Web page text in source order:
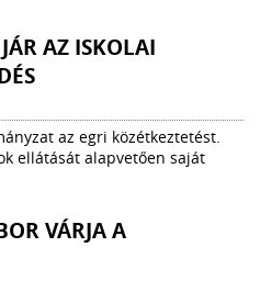
AZ ISKOLAI
az egri közétkeztetést.
ellátását alapvetően saját
VÁRJA A